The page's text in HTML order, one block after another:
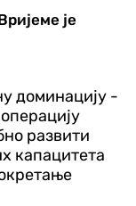
је
доминацију -
развити
капацитета